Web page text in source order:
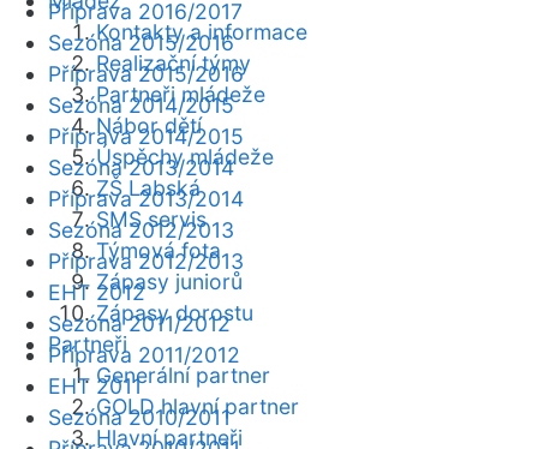
Kontakty a informace
Realizační týmy
Partneři mládeže
Nábor dětí
Úspěchy mládeže
ZŠ Labská
SMS servis
Týmová fota
Zápasy juniorů
Zápasy dorostu
Partneři
Generální partner
GOLD hlavní partner
Hlavní partneři
Příprava 2016/2017
Sezóna 2015/2016
Příprava 2015/2016
Sezóna 2014/2015
Příprava 2014/2015
Sezóna 2013/2014
Příprava 2013/2014
Sezóna 2012/2013
Příprava 2012/2013
EHT 2012
Sezóna 2011/2012
Příprava 2011/2012
EHT 2011
Sezóna 2010/2011